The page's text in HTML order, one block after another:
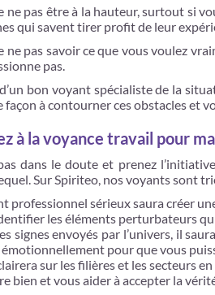
ne pas être à la hauteur, surtout si
qui savent tirer profit de leur
ne pas savoir ce que vous voulez
pas.
d’un bon voyant spécialiste de la
façon à contourner ces obstacles et
à la voyance travail pour
dans le doute et prenez
Sur Spiriteo, nos voyants sont
professionnel sérieux saura créer
les éléments perturbateurs
signes envoyés par l’univers, il
pour que vous
sur les filières et les secteurs
bien et vous aider à accepter la